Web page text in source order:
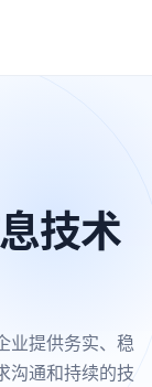
技术
业提供务实、稳
沟通和持续的技